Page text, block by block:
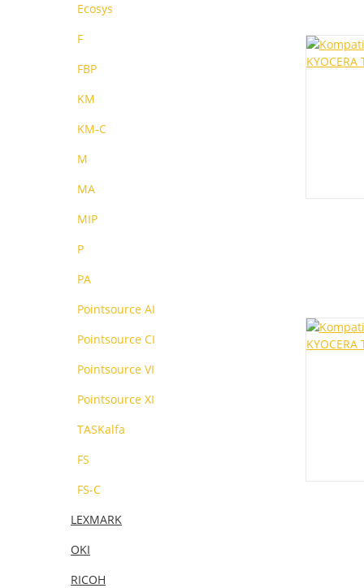
Ecosys
F
FBP
KM
KM-C
M
MA
MIP
P
PA
Pointsource AI
Pointsource CI
Pointsource VI
Pointsource XI
TASKalfa
FS
FS-C
LEXMARK
OKI
RICOH